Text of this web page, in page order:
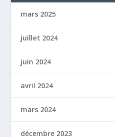
mars 2025
juillet 2024
juin 2024
avril 2024
mars 2024
décembre 2023